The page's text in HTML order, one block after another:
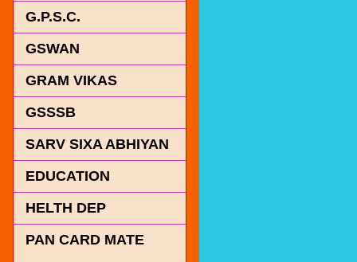
G.P.S.C.
GSWAN
GRAM VIKAS
GSSSB
SARV SIXA ABHIYAN
EDUCATION
HELTH DEP
PAN CARD MATE